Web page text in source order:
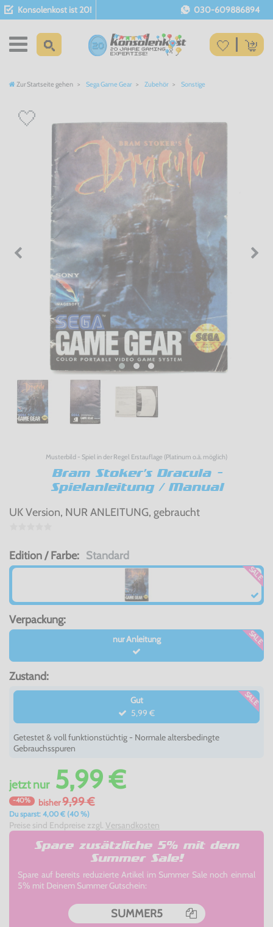
Konsolenkost ist 20! 030-609886894
Zur Startseite gehen Sega Game Gear Zubehör Sonstige
Musterbild - Spiel in der Regel Erstauflage (Platinum o.ä. möglich)
Bram Stoker's Dracula -
Spielanleitung / Manual
UK Version, NUR ANLEITUNG, gebraucht
Edition / Farbe: Standard
SALE
Verpackung:
nur Anleitung SALE
Zustand:
Gut
5,99 €
SALE
Getestet & voll funktionstüchtig - Normale altersbedingte
Gebrauchsspuren
jetztnur5,99 €
-40% bisher9,99 €
Du sparst: 4,00 € (40 %)
Preise sind Endpreise zzgl. Versandkosten
Spare zusätzliche 5% mit dem
Summer Sale!
Spare auf bereits reduzierte Artikel im Summer Sale noch einmal
5% mit Deinem Summer Gutschein:
SUMMER5